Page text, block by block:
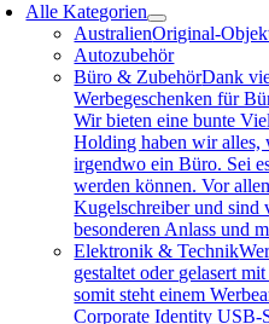
Alle Kategorien
AustralienOriginal-
Autozubehör
Büro & ZubehörDank
Werbegeschenken für
Wir bieten eine bunte
Holding haben wir alles,
irgendwo ein Büro. Sei
werden können. Vor
Kugelschreiber und sind
besonderen Anlass und
Elektronik & Technik
gestaltet oder gelasert
somit steht einem
Corporate Identity USB-